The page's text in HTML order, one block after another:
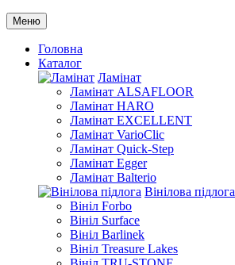
Меню
Головна
Каталог
Ламінат
Ламінат ALSAFLOOR
Ламінат HARO
Ламінат EXCELLENT
Ламінат VarioClic
Ламінат Quick-Step
Ламінат Egger
Ламінат Balterio
Вінілова підлога
Вініл Forbo
Вініл Surface
Вініл Barlinek
Вініл Treasure Lakes